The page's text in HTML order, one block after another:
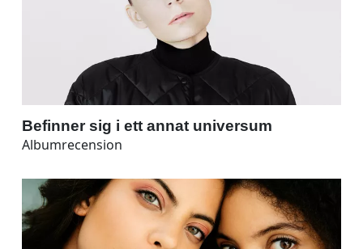
Befinner sig i ett annat universum
Albumrecension